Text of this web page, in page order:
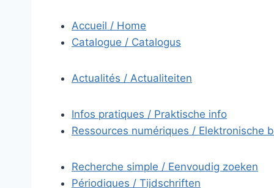
Accueil / Home
Catalogue / Catalogus
Actualités / Actualiteiten
Infos pratiques / Praktische info
Ressources numériques / Elektronische
Recherche simple / Eenvoudig zoeken
Périodiques / Tijdschriften